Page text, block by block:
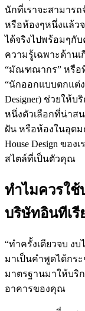
นักที่เราจะสามาร
หรือห้องๆหนึ่งแล้ว
ได้จริงไปพร้อมๆกั
ความรู้เฉพาะด้าน
“มัณฑณากร” หรือ
“นักออกแบบตกแต่ง
Designer) ช่วยให้
หนึ่งตัวเลือกที่น่าส
ฝัน หรือห้องในอุด
House Design ขอ
สไตล์ที่เป็นตัวคุณ
ทำไมควรใช้
บริษัทอินทีเรี
“ทำครั้งเดียวจบ ง
มาเป็นคำพูดได้กร
มาตรฐานมาให้บริ
อาคารของคุณ